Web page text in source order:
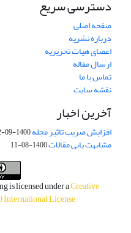
دسترسی سریع
صفحه اصلی
درباره نشریه
اعضای هیات تحریریه
ارسال مقاله
تماس با ما
نقشه سایت
آخرین اخبار
افزایش ضریب تاثیر مجله1400-09-02
مشابهت یابی مقالات1400-08-11
is licensed under aCreative
License